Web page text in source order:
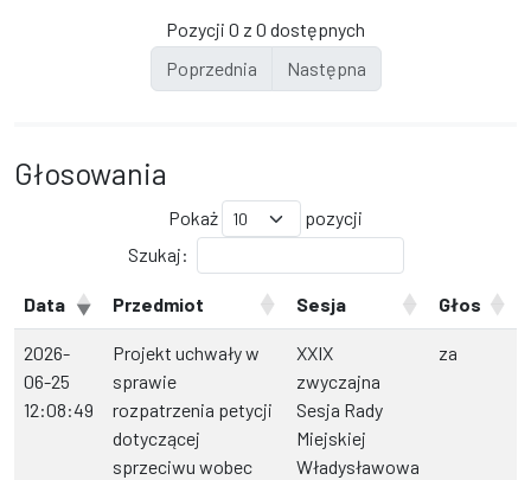
Pozycji 0 z 0 dostępnych
Poprzednia
Następna
Głosowania
Pokaż
pozycji
Szukaj:
Data Przedmiot Sesja Głos
2026-
06-25
12:08:49
Projekt uchwały w
sprawie
rozpatrzenia petycji
dotyczącej
sprzeciwu wobec
XXIX
zwyczajna
Sesja Rady
Miejskiej
Władysławowa
za